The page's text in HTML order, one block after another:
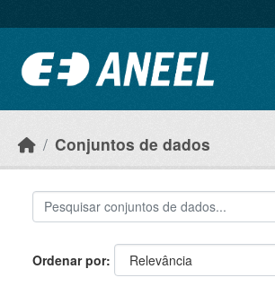
Conjuntos de dados
Ordenar por